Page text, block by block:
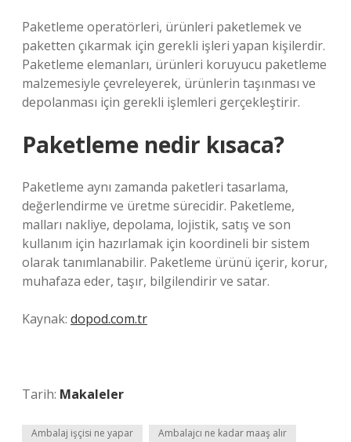
Paketleme operatörleri, ürünleri paketlemek ve
paketten çıkarmak için gerekli işleri yapan kişilerdir.
Paketleme elemanları, ürünleri koruyucu paketleme
malzemesiyle çevreleyerek, ürünlerin taşınması ve
depolanması için gerekli işlemleri gerçekleştirir.
Paketleme nedir kısaca?
Paketleme aynı zamanda paketleri tasarlama,
değerlendirme ve üretme sürecidir. Paketleme,
malları nakliye, depolama, lojistik, satış ve son
kullanım için hazırlamak için koordineli bir sistem
olarak tanımlanabilir. Paketleme ürünü içerir, korur,
muhafaza eder, taşır, bilgilendirir ve satar.
Kaynak: dopod.com.tr
Tarih: Makaleler
Ambalaj işçisi ne yapar Ambalajcı ne kadar maaş alır